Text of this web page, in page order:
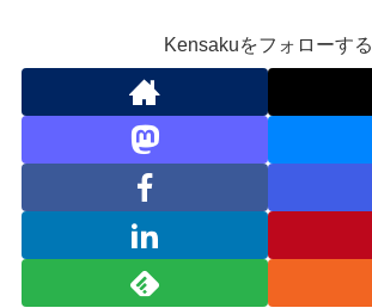
Kensakuをフォローする